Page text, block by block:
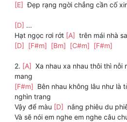
[E] Đẹp rạng ngời chẳng cần cố
[D] ...
Hạt ngọc rơi rớt [A] trên mái nhà
[D] [F#m] [Bm] [C#m] [F#m]
2. [A] Xa nhau xa nhau thôi thì nỗi
mang
[F#m] Bên nhau không lâu như là
nghìn trang
Vậy để màu [D] nắng phiêu du
Và sẽ nói em nghe em nghe câu